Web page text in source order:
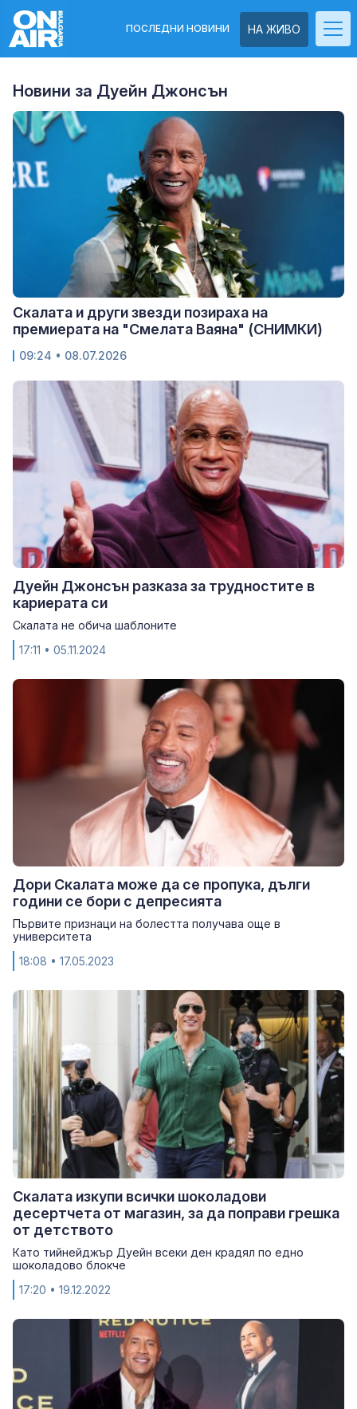
НА ЖИВО
ПОСЛЕДНИ НОВИНИ
Новини за Дуейн Джонсън
Скалата и други звезди позираха на
премиерата на "Смелата Ваяна" (СНИМКИ)
09:24 • 08.07.2026
Дуейн Джонсън разказа за трудностите в
кариерата си
Скалата не обича шаблоните
17:11 • 05.11.2024
Дори Скалата може да се пропука, дълги
години се бори с депресията
Първите признаци на болестта получава още в
университета
18:08 • 17.05.2023
Скалата изкупи всички шоколадови
десертчета от магазин, за да поправи грешка
от детството
Като тийнейджър Дуейн всеки ден крадял по едно
шоколадово блокче
17:20 • 19.12.2022